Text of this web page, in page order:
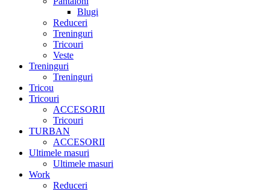
Blugi
Reduceri
Treninguri
Tricouri
Veste
Treninguri
Treninguri
Tricou
Tricouri
ACCESORII
Tricouri
TURBAN
ACCESORII
Ultimele masuri
Ultimele masuri
Work
Reduceri